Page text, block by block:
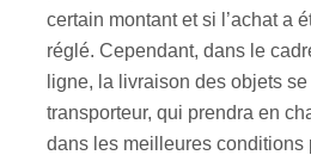
certain montant et si l’achat a
réglé. Cependant, dans le
ligne, la livraison des objets
transporteur, qui prendra en
dans les meilleures conditions